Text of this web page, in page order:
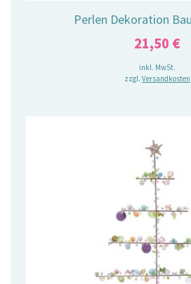
Perlen Dekoration
21,50 €
inkl. MwSt.
zzgl. Versandkosten